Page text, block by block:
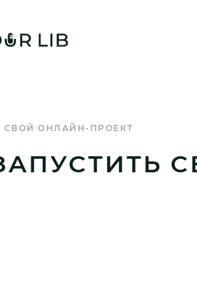
СВОЙ ОНЛАЙН-ПРОЕКТ